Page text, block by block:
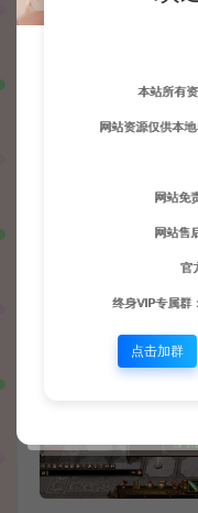
本站所有
网站资源仅供本
网站免
网站售
官
终身VIP专属群
点击加群